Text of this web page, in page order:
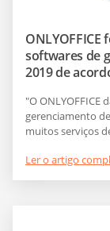
softwares de
2019 de
"O ONLYOFFICE
gerenciamento
muitos serviços
Ler o artigo